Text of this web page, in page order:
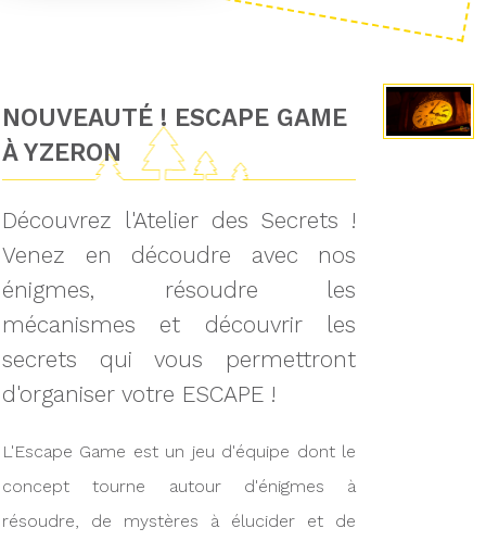
NOUVEAUTÉ ! ESCAPE GAME
À YZERON
Découvrez l'Atelier des Secrets !
Venez en découdre avec nos
énigmes, résoudre les
mécanismes et découvrir les
secrets qui vous permettront
d'organiser votre ESCAPE !
L'Escape Game est un jeu d'équipe dont le
concept tourne autour d'énigmes à
résoudre, de mystères à élucider et de